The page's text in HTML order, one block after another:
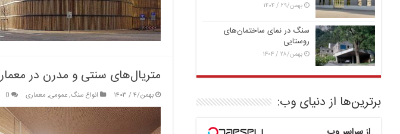
متریال‌های سنتی و مدرن در
بهمن/۴ / ۱۴۰۳ انواع سنگ,عمومی, معماری 0
بهمن/۲۹ / ۱۴۰۴
سنگ در نمای ساختمان‌های
روستایی
بهمن/۲۸ / ۱۴۰۴
برترین‌ها از دنیای وب: